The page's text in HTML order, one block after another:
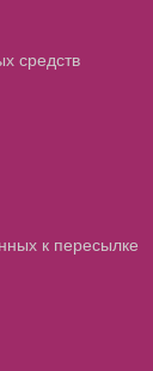
средств
к пересылке